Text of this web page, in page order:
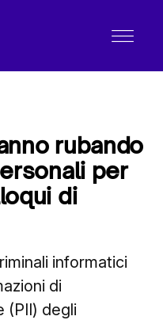
rubando
per
di
informatici
di
(PII) degli